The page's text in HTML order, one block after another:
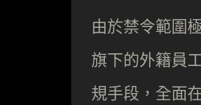
由於禁令範圍
旗下的外籍員
規手段，全面